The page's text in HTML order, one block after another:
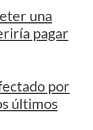
una
pagar
por
últimos